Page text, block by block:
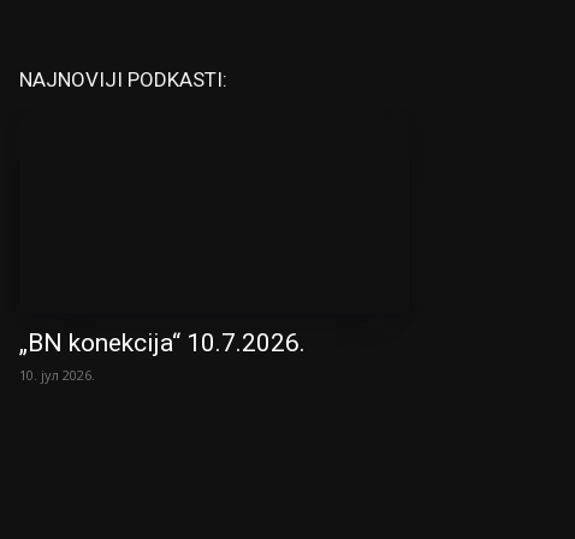
NAJNOVIJI PODKASTI:
„BN konekcija“ 10.7.2026.
10. јул 2026.